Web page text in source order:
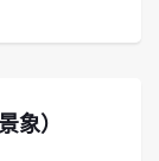
象）